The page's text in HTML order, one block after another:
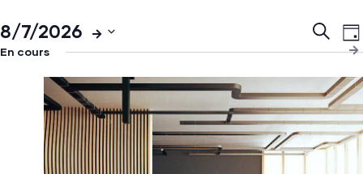
et
de
vues
8/7/2026
Sélectionnez
En cours